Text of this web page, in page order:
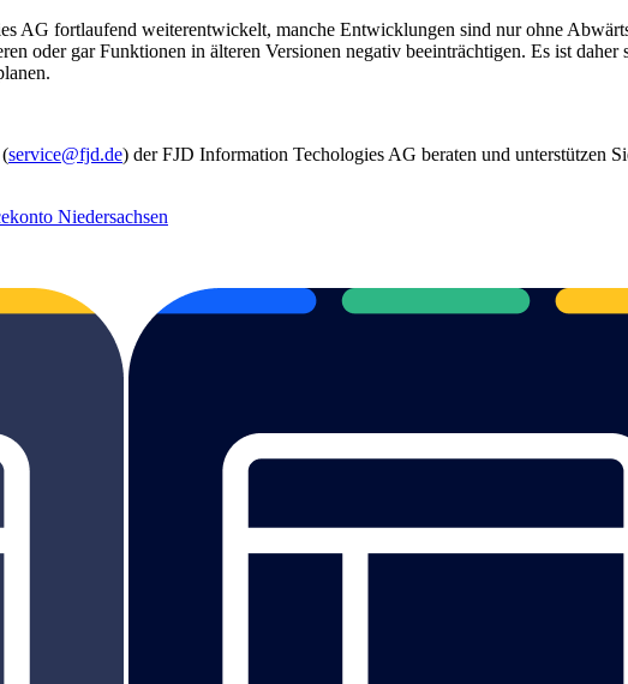
AG fortlaufend weiterentwickelt, manche Entwicklungen sind nur ohne
oder gar Funktionen in älteren Versionen negativ beeinträchtigen. Es ist
service@fjd.de) der FJD Information Techologies AG beraten und unterstützen
Niedersachsen